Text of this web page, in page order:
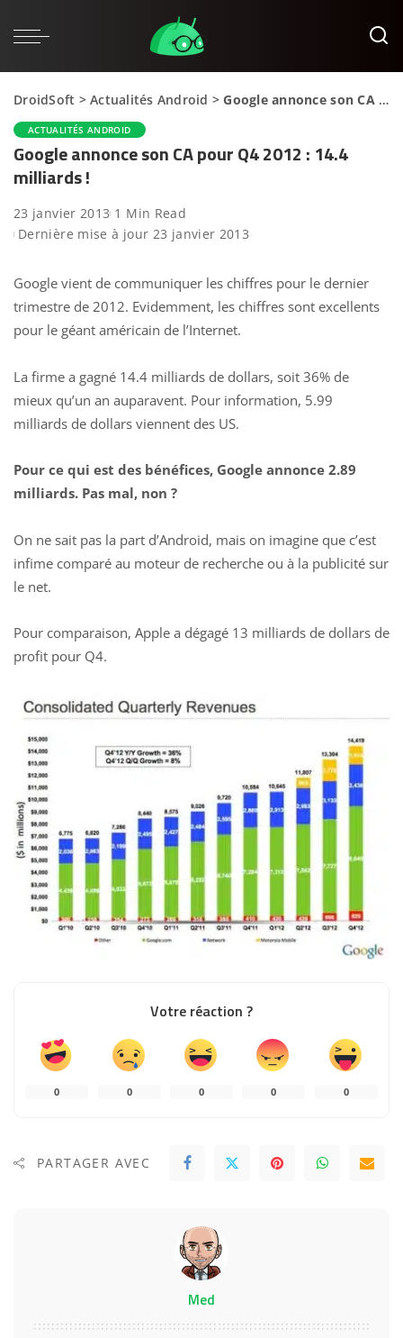
DroidSoft >Actualités Android >Google annonce son CA pour Q4 2012 : 14.4 milliards !
ACTUALITÉS ANDROID
Google annonce son CA pour Q4 2012 : 14.4
milliards !
23 janvier 2013 1 Min Read
Dernière mise à jour 23 janvier 2013
Google vient de communiquer les chiffres pour le dernier
trimestre de 2012. Evidemment, les chiffres sont excellents
pour le géant américain de l’Internet.
La firme a gagné 14.4 milliards de dollars, soit 36% de
mieux qu’un an auparavent. Pour information, 5.99
milliards de dollars viennent des US.
Pour ce qui est des bénéfices, Google annonce 2.89
milliards. Pas mal, non ?
On ne sait pas la part d’Android, mais on imagine que c’est
infime comparé au moteur de recherche ou à la publicité sur
le net.
Pour comparaison, Apple a dégagé 13 milliards de dollars de
profit pour Q4.
Votre réaction ?
0 0 0 0 0
PARTAGER AVEC
Med